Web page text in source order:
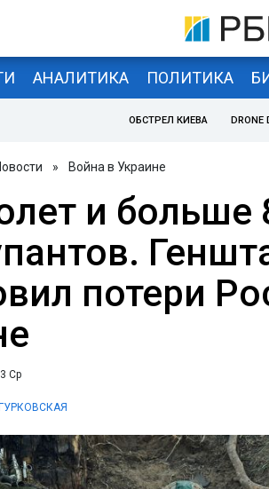
АНАЛИТИКА ПОЛИТИКА
ОБСТРЕЛ КИЕВА DRONE
» Война в Украине
и больше
потери
Ср